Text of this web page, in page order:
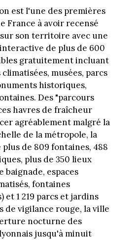
est l'une des premières
France à avoir recensé
son territoire avec une
de plus de 600
gratuitement incluant
musées, parcs
historiques,
Des "parcours
havres de fraîcheur
agréablement malgré la
de la métropole, la
de 809 fontaines, 488
plus de 350 lieux
baignade, espaces
fontaines
et 1 219 parcs et jardins
de vigilance rouge, la ville
nocturne des
jusqu'à minuit